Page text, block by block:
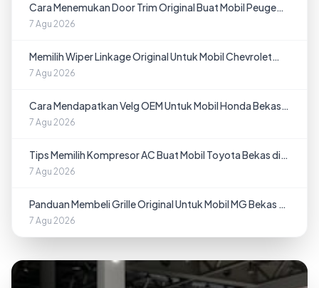
Cara Menemukan Door Trim Original Buat Mobil Peugeot
Bekas di Banjarmasin
7 Agu 2026
Memilih Wiper Linkage Original Untuk Mobil Chevrolet
Bekas di Palembang
7 Agu 2026
Cara Mendapatkan Velg OEM Untuk Mobil Honda Bekas
di Medan
7 Agu 2026
Tips Memilih Kompresor AC Buat Mobil Toyota Bekas di
Padang
7 Agu 2026
Panduan Membeli Grille Original Untuk Mobil MG Bekas di
Bandar Lampung
7 Agu 2026